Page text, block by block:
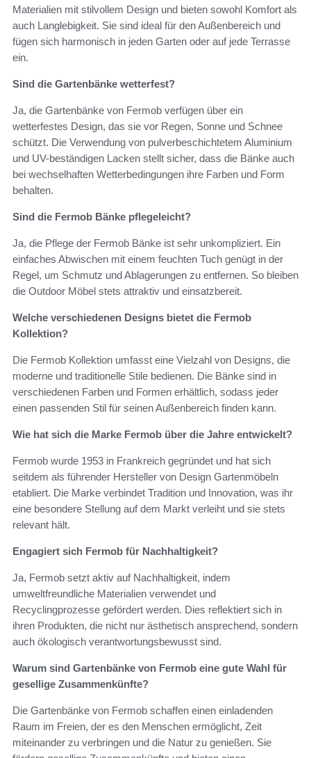
Materialien mit stilvollem Design und bieten sowohl Komfort als
auch Langlebigkeit. Sie sind ideal für den Außenbereich und
fügen sich harmonisch in jeden Garten oder auf jede Terrasse
ein.
Sind die Gartenbänke wetterfest?
Ja, die Gartenbänke von Fermob verfügen über ein
wetterfestes Design, das sie vor Regen, Sonne und Schnee
schützt. Die Verwendung von pulverbeschichtetem Aluminium
und UV-beständigen Lacken stellt sicher, dass die Bänke auch
bei wechselhaften Wetterbedingungen ihre Farben und Form
behalten.
Sind die Fermob Bänke pflegeleicht?
Ja, die Pflege der Fermob Bänke ist sehr unkompliziert. Ein
einfaches Abwischen mit einem feuchten Tuch genügt in der
Regel, um Schmutz und Ablagerungen zu entfernen. So bleiben
die Outdoor Möbel stets attraktiv und einsatzbereit.
Welche verschiedenen Designs bietet die Fermob
Kollektion?
Die Fermob Kollektion umfasst eine Vielzahl von Designs, die
moderne und traditionelle Stile bedienen. Die Bänke sind in
verschiedenen Farben und Formen erhältlich, sodass jeder
einen passenden Stil für seinen Außenbereich finden kann.
Wie hat sich die Marke Fermob über die Jahre entwickelt?
Fermob wurde 1953 in Frankreich gegründet und hat sich
seitdem als führender Hersteller von Design Gartenmöbeln
etabliert. Die Marke verbindet Tradition und Innovation, was ihr
eine besondere Stellung auf dem Markt verleiht und sie stets
relevant hält.
Engagiert sich Fermob für Nachhaltigkeit?
Ja, Fermob setzt aktiv auf Nachhaltigkeit, indem
umweltfreundliche Materialien verwendet und
Recyclingprozesse gefördert werden. Dies reflektiert sich in
ihren Produkten, die nicht nur ästhetisch ansprechend, sondern
auch ökologisch verantwortungsbewusst sind.
Warum sind Gartenbänke von Fermob eine gute Wahl für
gesellige Zusammenkünfte?
Die Gartenbänke von Fermob schaffen einen einladenden
Raum im Freien, der es den Menschen ermöglicht, Zeit
miteinander zu verbringen und die Natur zu genießen. Sie